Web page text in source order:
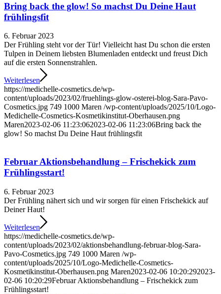
Bring back the glow! So machst Du Deine Haut
frühlingsfit
6. Februar 2023
Der Frühling steht vor der Tür! Vielleicht hast Du schon die ersten
Tulpen in Deinem liebsten Blumenladen entdeckt und freust Dich
auf die ersten Sonnenstrahlen.
Weiterlesen
https://medichelle-cosmetics.de/wp-
content/uploads/2023/02/fruehlings-glow-osterei-blog-Sara-Pavo-
Cosmetics.jpg 749 1000 Maren /wp-content/uploads/2025/10/Logo-
Medichelle-Cosmetics-Kosmetikinstitut-Oberhausen.png
Maren2023-02-06 11:23:062023-02-06 11:23:06Bring back the
glow! So machst Du Deine Haut frühlingsfit
Februar Aktionsbehandlung – Frischekick zum
Frühlingsstart!
6. Februar 2023
Der Frühling nähert sich und wir sorgen für einen Frischekick auf
Deiner Haut!
Weiterlesen
https://medichelle-cosmetics.de/wp-
content/uploads/2023/02/aktionsbehandlung-februar-blog-Sara-
Pavo-Cosmetics.jpg 749 1000 Maren /wp-
content/uploads/2025/10/Logo-Medichelle-Cosmetics-
Kosmetikinstitut-Oberhausen.png Maren2023-02-06 10:20:292023-
02-06 10:20:29Februar Aktionsbehandlung – Frischekick zum
Frühlingsstart!